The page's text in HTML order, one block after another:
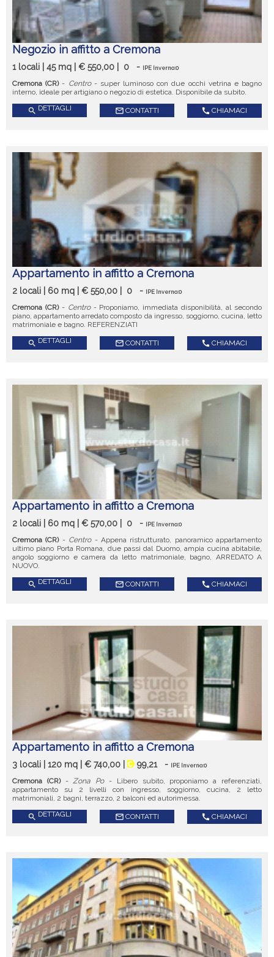
Negozio in affitto a Cremona
1 locali | 45 mq | € 550,00 | 0 - IPE Inverno:0
Cremona (CR)- Centro- super luminoso con due occhi vetrina e bagno
interno, ideale per artigiano o negozio di estetica. Disponibile da subito.
search DETTAGLI mail_outline CONTATTI call CHIAMACI
Appartamento in affitto a Cremona
2 locali | 60 mq | € 550,00 | 0 - IPE Inverno:0
Cremona (CR)- Centro- Proponiamo, immediata disponibilità, al secondo
piano, appartamento arredato composto da ingresso, soggiorno, cucina, letto
matrimoniale e bagno. REFERENZIATI
search DETTAGLI mail_outline CONTATTI call CHIAMACI
Appartamento in affitto a Cremona
2 locali | 60 mq | € 570,00 | 0 - IPE Inverno:0
Cremona (CR)- Centro- Appena ristrutturato, panoramico appartamento
ultimo piano Porta Romana, due passi dal Duomo, ampia cucina abitabile,
angolo soggiorno e camera da letto matrimoniale, bagno, ARREDATO A
NUOVO.
search DETTAGLI mail_outline CONTATTI call CHIAMACI
Appartamento in affitto a Cremona
3 locali | 120 mq | € 740,00 | 99,21 - IPE Inverno:0
Cremona (CR)-Zona Po- Libero subito, proponiamo a referenziati,
appartamento su 2 livelli con ingresso, soggiorno, cucina, 2 letto
matrimoniali, 2 bagni, terrazzo, 2 balconi ed autorimessa.
search DETTAGLI mail_outline CONTATTI call CHIAMACI